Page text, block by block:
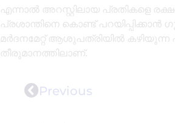
എന്നാൽ അറസ്റ്റിലായ പ്രതികളെ
പ്രശാന്തിനെ കൊണ്ട്
മർദനമേറ്റ് ആശുപത്രിയിൽ കഴിയുന്ന
തീരുമാനത്തിലാണ്.
Previous